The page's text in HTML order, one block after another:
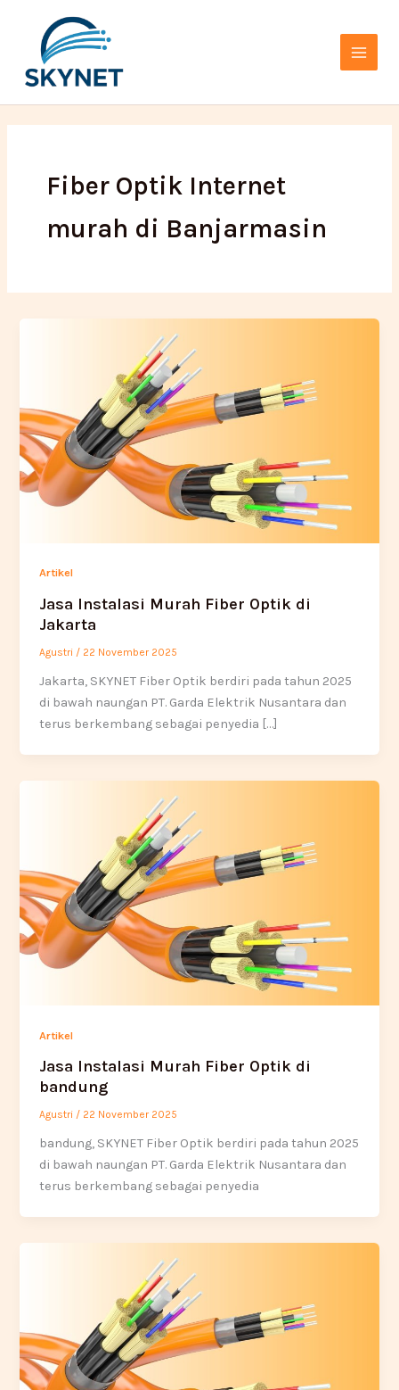
konten
Menu
Fiber Optik Internet
murah di Banjarmasin
Artikel
Jasa Instalasi Murah Fiber Optik di
Jakarta
Agustri / 22 November 2025
Jakarta, SKYNET Fiber Optik berdiri pada tahun 2025
di bawah naungan PT. Garda Elektrik Nusantara dan
terus berkembang sebagai penyedia […]
Artikel
Jasa Instalasi Murah Fiber Optik di
bandung
Agustri / 22 November 2025
bandung, SKYNET Fiber Optik berdiri pada tahun 2025
di bawah naungan PT. Garda Elektrik Nusantara dan
terus berkembang sebagai penyedia